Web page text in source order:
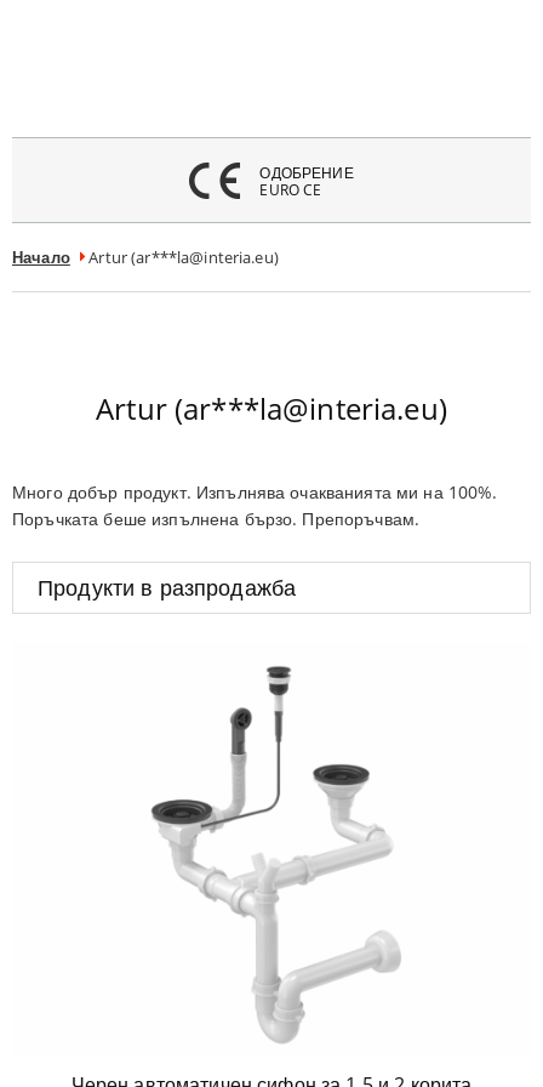
ОДОБРЕНИЕ
EURO CE
Начало Artur (ar***la@interia.eu)
Artur (ar***la@interia.eu)
Много добър продукт. Изпълнява очакванията ми на 100%.
Поръчката беше изпълнена бързо. Препоръчвам.
Продукти в разпродажба